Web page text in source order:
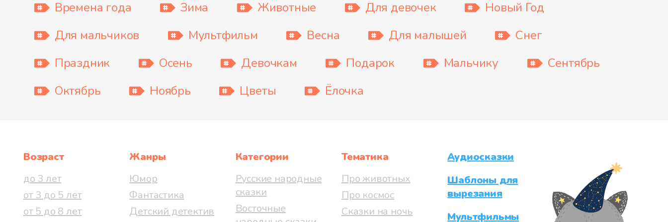
Времена года Зима Животные Для девочек
Новый Год
Для мальчиков
Мультфильм Весна Для малышей
Снег
Праздник
Осень Девочкам Подарок Мальчику
Сентябрь
Октябрь
Ноябрь Цветы Ёлочка
Возраст
до 3 лет
от 3 до 5 лет
от 5 до 8 лет
Жанры
Юмор
Фантастика
Детский детектив
Категории
Русские народные
сказки
Восточные
Тематика
Про животных
Про космос
Сказки на ночь
Аудиосказки
Шаблоны для
вырезания
Мультфильмы